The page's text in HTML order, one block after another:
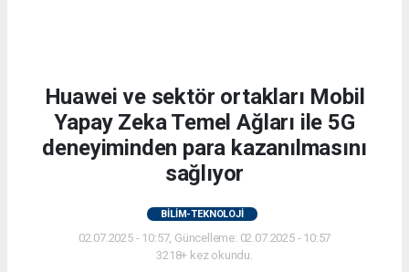
Huawei ve sektör ortakları Mobil
Yapay Zeka Temel Ağları ile 5G
deneyiminden para kazanılmasını
sağlıyor
BİLİM-TEKNOLOJİ
02.07.2025 - 10:57, Güncelleme: 02.07.2025 - 10:57
3218+ kez okundu.